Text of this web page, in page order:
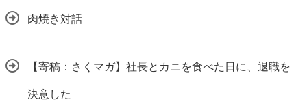
肉焼き対話
【寄稿：さくマガ】社長とカニを食べた日に、退職を
決意した